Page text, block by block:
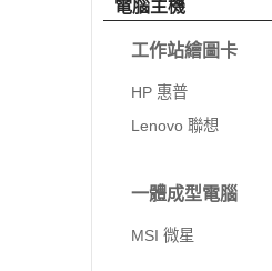
電腦主機
工作站繪圖卡
HP 惠普
Lenovo 聯想
一體成型電腦
MSI 微星